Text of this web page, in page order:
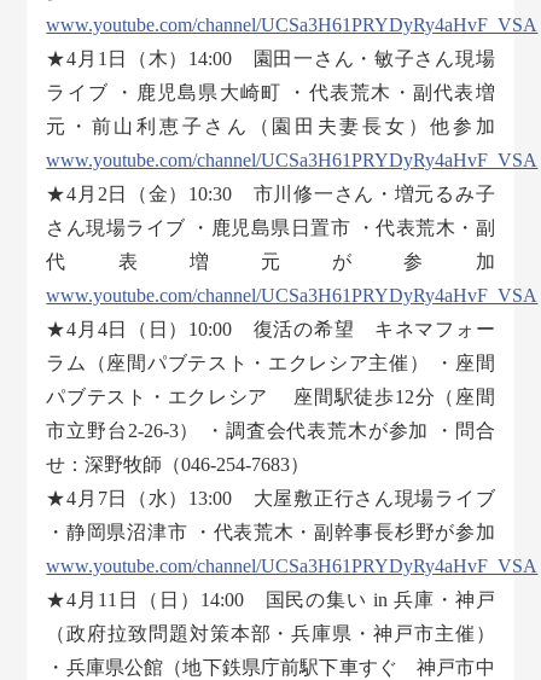
www.youtube.com/channel/UCSa3H61PRYDyRy4aHvF_VSA
★4月1日（木）14:00 園田一さん・敏子さん現場
ライブ ・鹿児島県大崎町 ・代表荒木・副代表増
元・前山利恵子さん（園田夫妻長女）他参加
www.youtube.com/channel/UCSa3H61PRYDyRy4aHvF_VSA
★4月2日（金）10:30 市川修一さん・増元るみ子
さん現場ライブ ・鹿児島県日置市 ・代表荒木・副
代表増元が参加
www.youtube.com/channel/UCSa3H61PRYDyRy4aHvF_VSA
★4月4日（日）10:00 復活の希望 キネマフォー
ラム（座間パブテスト・エクレシア主催） ・座間
パブテスト・エクレシア 座間駅徒歩12分（座間
市立野台2-26-3） ・調査会代表荒木が参加 ・問合
せ：深野牧師（046-254-7683）
★4月7日（水）13:00 大屋敷正行さん現場ライブ
・静岡県沼津市 ・代表荒木・副幹事長杉野が参加
www.youtube.com/channel/UCSa3H61PRYDyRy4aHvF_VSA
★4月11日（日）14:00 国民の集い in 兵庫・神戸
（政府拉致問題対策本部・兵庫県・神戸市主催）
・兵庫県公館（地下鉄県庁前駅下車すぐ 神戸市中